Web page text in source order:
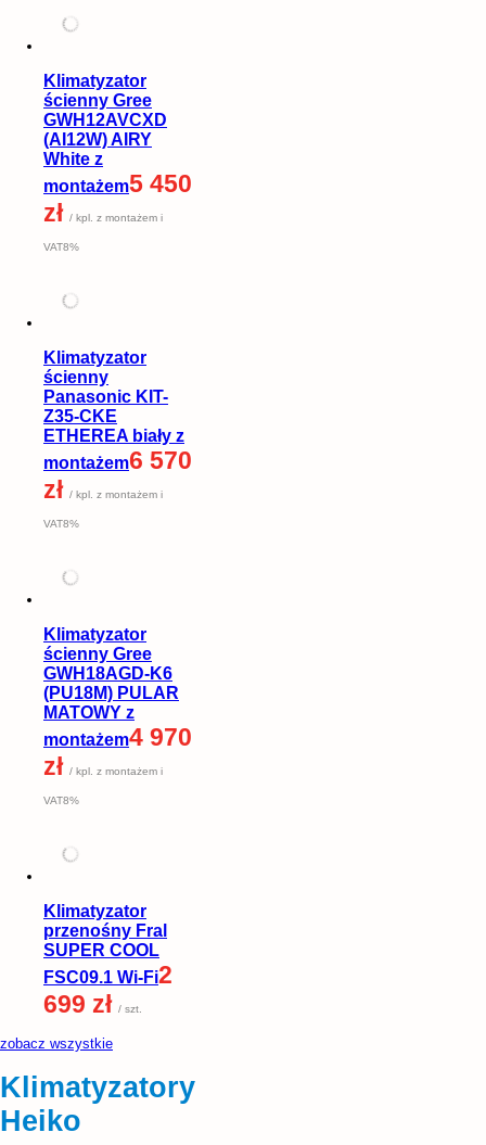
Klimatyzator
ścienny Gree
GWH12AVCXD
(AI12W) AIRY
White z
montażem5 450
zł / kpl. z montażem i
VAT8%
Klimatyzator
ścienny
Panasonic KIT-
Z35-CKE
ETHEREA biały z
montażem6 570
zł / kpl. z montażem i
VAT8%
Klimatyzator
ścienny Gree
GWH18AGD-K6
(PU18M) PULAR
MATOWY z
montażem4 970
zł / kpl. z montażem i
VAT8%
Klimatyzator
przenośny Fral
SUPER COOL
FSC09.1 Wi-Fi2
699 zł / szt.
zobacz wszystkie
Klimatyzatory
Heiko